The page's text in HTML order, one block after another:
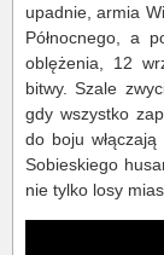
upadnie, armia
Północnego, a
oblężenia, 12
bitwy. Szale
gdy wszystko
do boju
Sobieskiego
nie tylko losy